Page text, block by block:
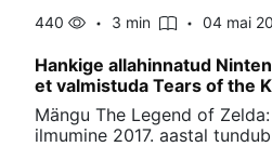
440 3 min 04 mai
Hankige allahinnatud
et valmistuda Tears of the
Mängu The Legend of
ilmumine 2017. aastal